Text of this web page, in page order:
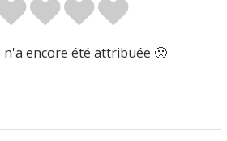
n'a encore été attribuée 🙁